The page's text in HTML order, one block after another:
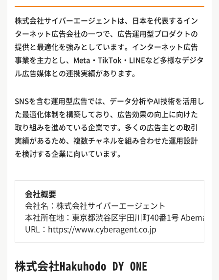
株式会社サイバーエージェントは、日本を代表するイン
ターネット広告会社の一つで、広告運用型プロダクトの
提供と最適化を強みとしています。インターネット広告
事業を主力とし、Meta・TikTok・LINEなど多様なデジタ
ル広告媒体との連携実績があります。
SNSを含む運用型広告では、データ分析やAI技術を活用し
た最適化体制を構築しており、広告効果の向上に向けた
取り組みを進めている企業です。多くの広告主との取引
実績があるため、複数チャネルを組み合わせた運用設計
を検討する企業に向いています。
会社概要
会社名：株式会社サイバーエージェント
本社所在地：東京都渋谷区宇田川町40番1号 Abema
URL：https://www.cyberagent.co.jp
株式会社Hakuhodo DY ONE